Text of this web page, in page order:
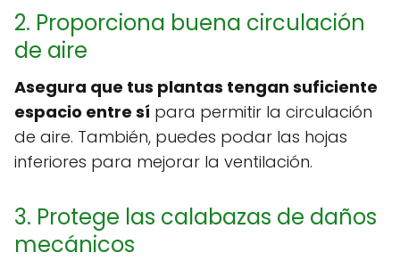
2. Proporciona buena circulación
de aire
Asegura que tus plantas tengan suficiente
espacio entre sí para permitir la circulación
de aire. También, puedes podar las hojas
inferiores para mejorar la ventilación.
3. Protege las calabazas de daños
mecánicos